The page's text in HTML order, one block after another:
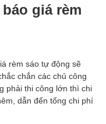
giá rèm
rèm sáo tự động sẽ
chắn các chủ công
phải thi công lớn thì chi
dẫn đến tổng chi phí